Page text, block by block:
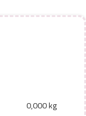
0,000 kg